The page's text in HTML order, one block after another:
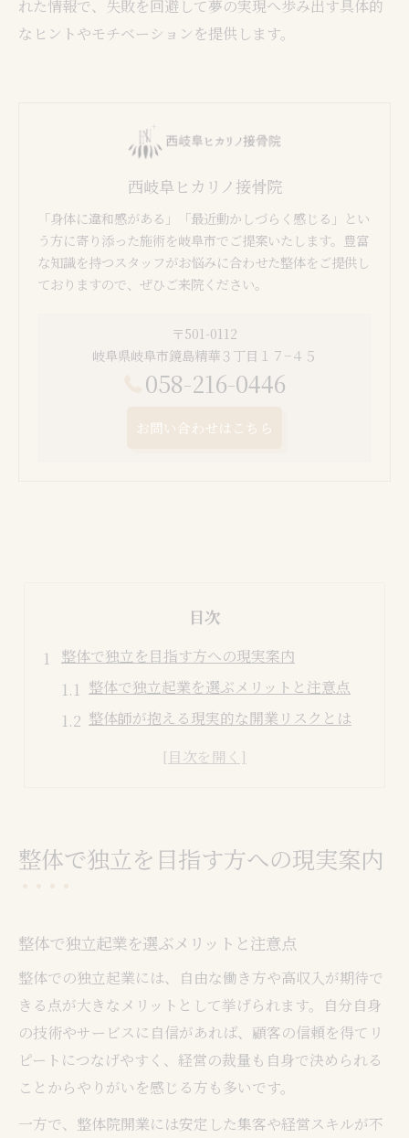
れた情報で、失敗を回避して夢の実現へ歩み出す具体的
なヒントやモチベーションを提供します。
西岐阜ヒカリノ接骨院
「身体に違和感がある」「最近動かしづらく感じる」とい
う方に寄り添った施術を岐阜市でご提案いたします。豊富
な知識を持つスタッフがお悩みに合わせた整体をご提供し
ておりますので、ぜひご来院ください。
〒501-0112
岐阜県岐阜市鏡島精華３丁目１７−４５
058-216-0446
お問い合わせはこちら
目次
整体で独立を目指す方への現実案内
整体で独立起業を選ぶメリットと注意点
整体師が抱える現実的な開業リスクとは
整体開業を成功に導く心構えと準備
整体業界の開業年収と収益構造を分析
整体院の廃業リスクと継続する条件
整体師の起業成功事例から学ぶ秘訣
整体院開業届出や資格取得の重要性
独自戦略で生き残る整体院経営術
整体院経営で差別化を図る具体策を紹介
整体師として自宅開業のメリットと注意
整体の資格と集客を両立させる方法
整体で独立を目指す方への現実案内
整体で独立起業を選ぶメリットと注意点
整体での独立起業には、自由な働き方や高収入が期待で
きる点が大きなメリットとして挙げられます。自分自身
の技術やサービスに自信があれば、顧客の信頼を得てリ
ピートにつなげやすく、経営の裁量も自身で決められる
ことからやりがいを感じる方も多いです。
一方で、整体院開業には安定した集客や経営スキルが不